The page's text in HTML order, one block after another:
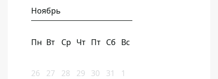
Ноябрь
Пн Вт Ср Чт Пт Сб Вс
26 27 28 29 30 31 1